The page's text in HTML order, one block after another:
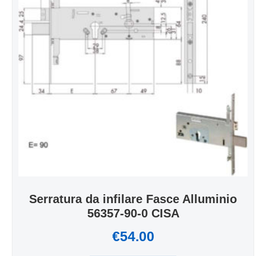
Serratura da infilare Fasce Alluminio
56357-90-0 CISA
€54.00